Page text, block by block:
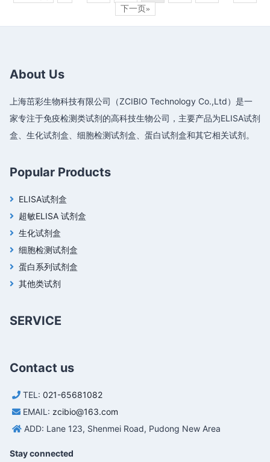
下一页»
About Us
上海茁彩生物科技有限公司（ZCIBIO Technology Co.,Ltd）是一
家专注于免疫检测类试剂的高科技生物公司，主要产品为ELISA试剂
盒、生化试剂盒、细胞检测试剂盒、蛋白试剂盒和其它相关试剂。
Popular Products
ELISA试剂盒
超敏ELISA 试剂盒
生化试剂盒
细胞检测试剂盒
蛋白系列试剂盒
其他类试剂
SERVICE
Contact us
TEL: 021-65681082
EMAIL: zcibio@163.com
ADD: Lane 123, Shenmei Road, Pudong New Area
Stay connected